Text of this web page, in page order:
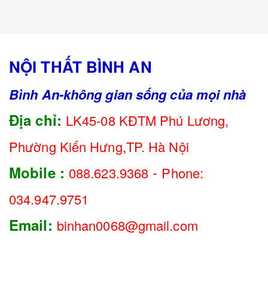
NỘI THẤT BÌNH AN
Bình An-không gian sống của mọi nhà
Địa chỉ: LK45-08 KĐTM Phú Lương,
Phường Kiến Hưng,TP. Hà Nội
Mobile : 088.623.9368 - Phone:
034.947.9751
Email: binhan0068@gmail.com